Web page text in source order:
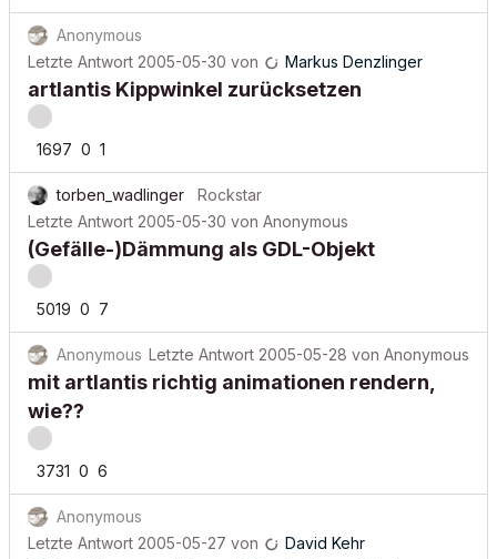
Anonymous
Letzte Antwort 2005-05-30 von Markus Denzlinger
artlantis Kippwinkel zurücksetzen
1697 0 1
torben_wadlinger
Rockstar
Letzte Antwort 2005-05-30 von Anonymous
(Gefälle-)Dämmung als GDL-Objekt
5019 0 7
Anonymous Letzte Antwort 2005-05-28 von Anonymous
mit artlantis richtig animationen rendern,
wie??
3731 0 6
Anonymous
Letzte Antwort 2005-05-27 von David Kehr